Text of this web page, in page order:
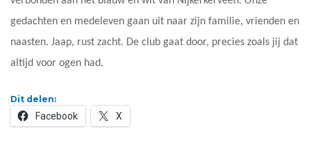
gedachten en medeleven gaan uit naar zijn familie, vrienden en
naasten. Jaap, rust zacht. De club gaat door, precies zoals jij dat
altijd voor ogen had.
Dit delen:
Facebook X